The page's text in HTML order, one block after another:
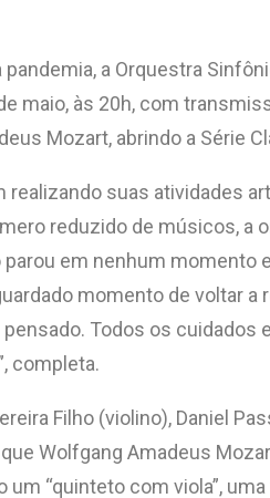
a Orquestra
maio, às 20h, com
Mozart, abrindo a Série
suas atividades
reduzido de músicos,
em nenhum
momento de
Todos os
completa.
Filho (violino), Daniel
que Wolfgang Amadeus
“quinteto com viola”,